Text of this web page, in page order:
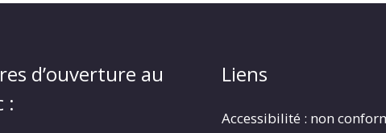
d’ouverture au
:
Liens
Accessibilité : non